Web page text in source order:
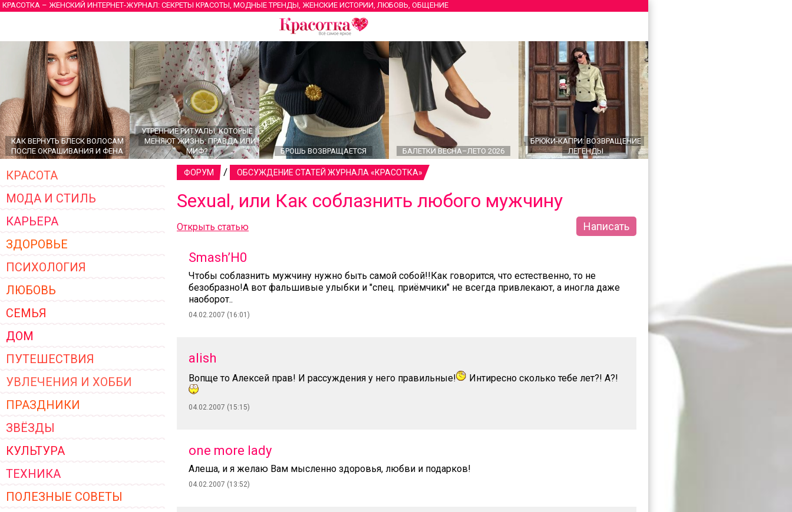
КРАСОТКА – ЖЕНСКИЙ ИНТЕРНЕТ-ЖУРНАЛ: СЕКРЕТЫ КРАСОТЫ, МОДНЫЕ ТРЕНДЫ, ЖЕНСКИЕ ИСТОРИИ, ЛЮБОВЬ, ОБЩЕНИЕ
КАК ВЕРНУТЬ БЛЕСК ВОЛОСАМ
ПОСЛЕ ОКРАШИВАНИЯ И ФЕНА
УТРЕННИЕ РИТУАЛЫ, КОТОРЫЕ
МЕНЯЮТ ЖИЗНЬ: ПРАВДА ИЛИ
МИФ?
БРОШЬ ВОЗВРАЩАЕТСЯ БАЛЕТКИ ВЕСНА–ЛЕТО 2026
БРЮКИ-КАПРИ: ВОЗВРАЩЕНИЕ
ЛЕГЕНДЫ
ГЛАВНЫЕ ТРЕНДЫ ВЕРХНЕЙ
ЖЕНСКОЙ ОДЕЖДЫ 2026
КРАСОТА
МОДА И СТИЛЬ
КАРЬЕРА
ЗДОРОВЬЕ
ПСИХОЛОГИЯ
ЛЮБОВЬ
СЕМЬЯ
ДОМ
ПУТЕШЕСТВИЯ
УВЛЕЧЕНИЯ И ХОББИ
ПРАЗДНИКИ
ЗВЁЗДЫ
КУЛЬТУРА
ТЕХНИКА
ПОЛЕЗНЫЕ СОВЕТЫ
ФОРУМ / ОБСУЖДЕНИЕ СТАТЕЙ ЖУРНАЛА «КРАСОТКА»
Sexual, или Как соблазнить любого мужчину
Открыть статью Написать
Smаsh’Н0
Чтобы соблазнить мужчину нужно быть самой собой!!Как говорится, что естественно, то не
безобразно!А вот фальшивые улыбки и "спец. приёмчики" не всегда привлекают, а иногла даже
наоборот..
04.02.2007 (16:01)
alish
Вопще то Алексей прав! И рассуждения у него правильные! Интиресно сколько тебе лет?! А?!
04.02.2007 (15:15)
one more lady
Алеша, и я желаю Вам мысленно здоровья, любви и подарков!
04.02.2007 (13:52)